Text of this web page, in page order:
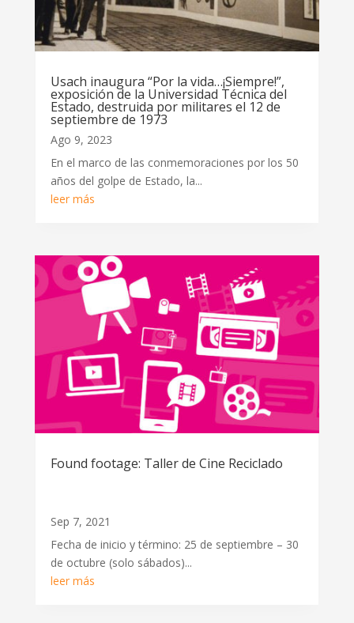
Usach inaugura “Por la vida…¡Siempre!”,
exposición de la Universidad Técnica del
Estado, destruida por militares el 12 de
septiembre de 1973
Ago 9, 2023
En el marco de las conmemoraciones por los 50
años del golpe de Estado, la...
leer más
Found footage: Taller de Cine Reciclado
Sep 7, 2021
Fecha de inicio y término: 25 de septiembre – 30
de octubre (solo sábados)...
leer más